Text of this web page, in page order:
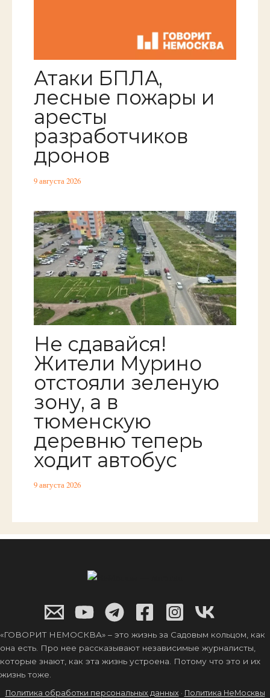
Атаки БПЛА,
лесные пожары и
аресты
разработчиков
дронов
9 августа 2026
Не сдавайся!
Жители Мурино
отстояли зеленую
зону, а в
тюменскую
деревню теперь
ходит автобус
9 августа 2026
«ГОВОРИТ НЕМОСКВА» – это жизнь за Садовым кольцом, как
она есть. Про нее рассказывают независимые журналисты,
которые знают, как эта жизнь устроена. Потому что это и их
жизнь тоже.
Политика обработки персональных данных · Политика НеМосквы